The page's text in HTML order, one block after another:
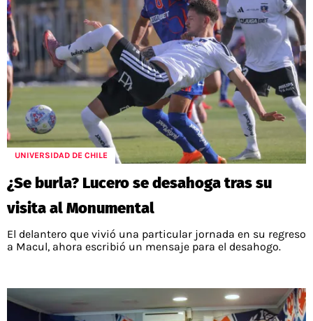
UNIVERSIDAD DE CHILE
¿Se burla? Lucero se desahoga tras su
visita al Monumental
El delantero que vivió una particular jornada en su regreso
a Macul, ahora escribió un mensaje para el desahogo.